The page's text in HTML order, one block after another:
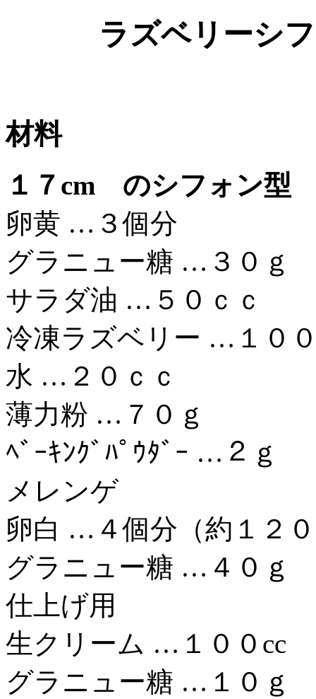
ラズベリーシ
材料
１７cm のシフォン型
卵黄 …３個分
グラニュー糖 …３０ｇ
サラダ油 …５０ｃｃ
冷凍ラズベリー …１０
水 …２０ｃｃ
薄力粉 …７０ｇ
ﾍﾞｰｷﾝｸﾞﾊﾟｳﾀﾞｰ …２ｇ
メレンゲ
卵白 …４個分（約１２
グラニュー糖 …４０ｇ
仕上げ用
生クリーム …１００cc
グラニュー糖 …１０ｇ